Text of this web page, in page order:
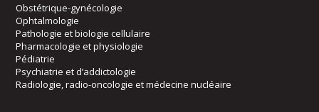
Obstétrique-gynécologie
Ophtalmologie
Pathologie et biologie cellulaire
Pharmacologie et physiologie
Pédiatrie
Psychiatrie et d’addictologie
Radiologie, radio-oncologie et médecine nucléaire